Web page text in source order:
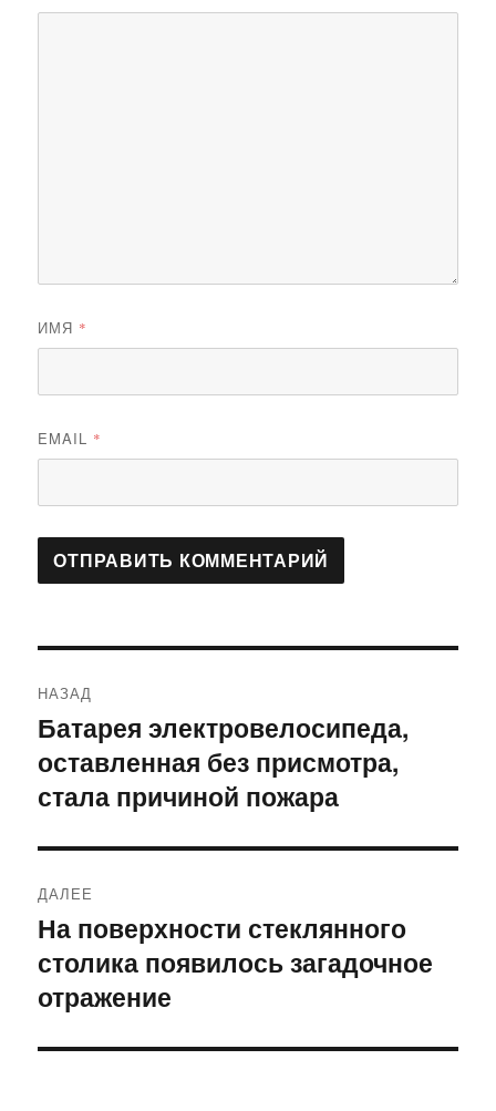
ИМЯ *
EMAIL *
по
записям
НАЗАД
Предыдущая
запись:
Батарея электровелосипеда,
оставленная без присмотра,
стала причиной пожара
ДАЛЕЕ
Следующая
запись:
На поверхности стеклянного
столика появилось загадочное
отражение